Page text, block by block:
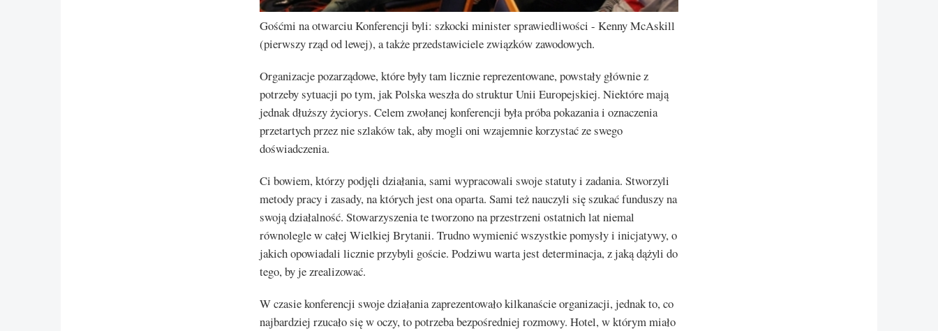
Gośćmi na otwarciu Konferencji byli: szkocki minister sprawiedliwości - Kenny McAskill
(pierwszy rząd od lewej), a także przedstawiciele związków zawodowych.
Organizacje pozarządowe, które były tam licznie reprezentowane, powstały głównie z
potrzeby sytuacji po tym, jak Polska weszła do struktur Unii Europejskiej. Niektóre mają
jednak dłuższy życiorys. Celem zwołanej konferencji była próba pokazania i oznaczenia
przetartych przez nie szlaków tak, aby mogli oni wzajemnie korzystać ze swego
doświadczenia.
Ci bowiem, którzy podjęli działania, sami wypracowali swoje statuty i zadania. Stworzyli
metody pracy i zasady, na których jest ona oparta. Sami też nauczyli się szukać funduszy na
swoją działalność. Stowarzyszenia te tworzono na przestrzeni ostatnich lat niemal
równolegle w całej Wielkiej Brytanii. Trudno wymienić wszystkie pomysły i inicjatywy, o
jakich opowiadali licznie przybyli goście. Podziwu warta jest determinacja, z jaką dążyli do
tego, by je zrealizować.
W czasie konferencji swoje działania zaprezentowało kilkanaście organizacji, jednak to, co
najbardziej rzucało się w oczy, to potrzeba bezpośredniej rozmowy. Hotel, w którym miało